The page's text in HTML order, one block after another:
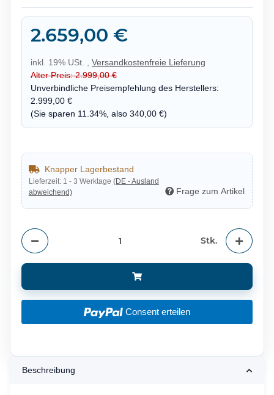
2.659,00 €
inkl. 19% USt. , Versandkostenfreie Lieferung
Alter Preis: 2.999,00 €
Unverbindliche Preisempfehlung des Herstellers:
2.999,00 €
(Sie sparen 11.34%, also 340,00 €)
Knapper Lagerbestand
Lieferzeit: 1 - 3 Werktage (DE - Ausland
abweichend)
Frage zum Artikel
Stk.
Consent erteilen
Beschreibung